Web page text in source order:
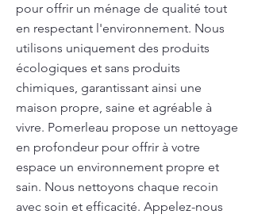
pour offrir un ménage de qualité tout
en respectant l'environnement. Nous
utilisons uniquement des produits
écologiques et sans produits
chimiques, garantissant ainsi une
maison propre, saine et agréable à
vivre. Pomerleau propose un nettoyage
en profondeur pour offrir à votre
espace un environnement propre et
sain. Nous nettoyons chaque recoin
avec soin et efficacité. Appelez-nous